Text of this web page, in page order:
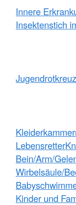
Innere
Insektenstich
Lebensretter
Bein/Arm/
Wirbelsäule/
Kinder und